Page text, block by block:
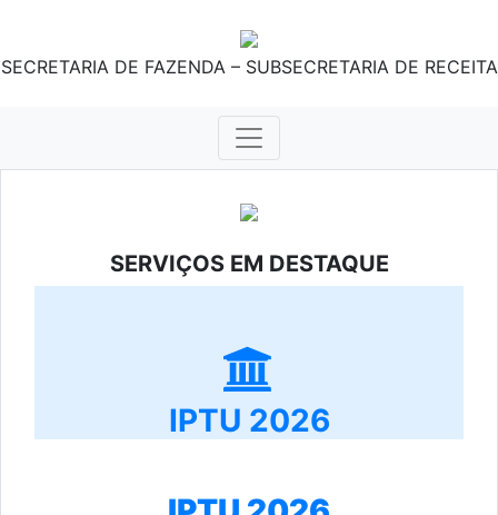
SECRETARIA DE FAZENDA – SUBSECRETARIA DE RECEITA
SERVIÇOS EM DESTAQUE
IPTU 2026